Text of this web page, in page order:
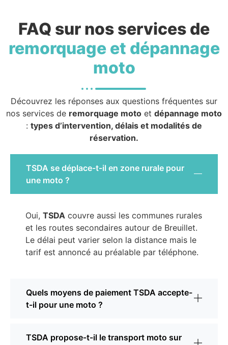
FAQ sur nos services de
remorquage et dépannage
moto
Découvrez les réponses aux questions fréquentes sur
nos services de remorquage moto et dépannage moto
: types d’intervention, délais et modalités de
réservation.
TSDA se déplace-t-il en zone rurale pour
une moto ?
Oui, TSDA couvre aussi les communes rurales
et les routes secondaires autour de Breuillet.
Le délai peut varier selon la distance mais le
tarif est annoncé au préalable par téléphone.
Quels moyens de paiement TSDA accepte-
t-il pour une moto ?
TSDA propose-t-il le transport moto sur